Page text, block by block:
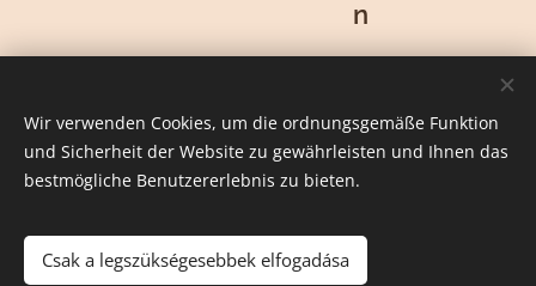
n
Dienstleistungen
Wir verwenden Cookies, um die ordnungsgemäße Funktion
und Sicherheit der Website zu gewährleisten und Ihnen das
bestmögliche Benutzererlebnis zu bieten.
Csak a legszükségesebbek elfogadása